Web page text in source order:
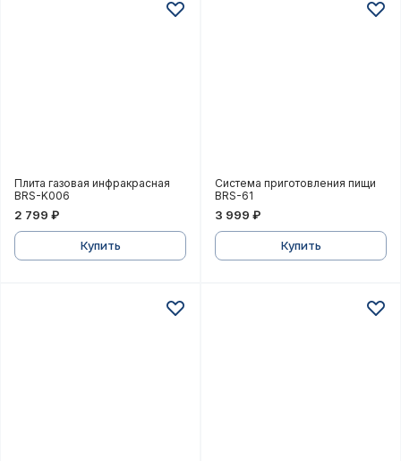
Плита газовая инфракрасная BRS-K006
Плита газовая инфракрасная
BRS-K006
2 799 ₽
Купить
Система приготовления
Система приготовления пищи
BRS-61
3 999 ₽
Купить